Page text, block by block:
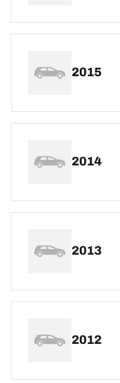
2015
2014
2013
2012